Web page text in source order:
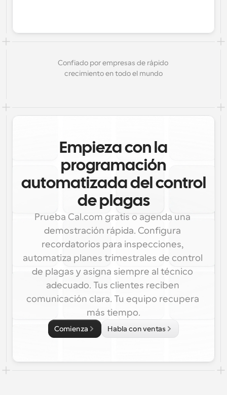
Confiado por empresas de rápido
crecimiento en todo el mundo
Empieza con la
programación
automatizada del control
de plagas
Prueba Cal.com gratis o agenda una
demostración rápida. Configura
recordatorios para inspecciones,
automatiza planes trimestrales de control
de plagas y asigna siempre al técnico
adecuado. Tus clientes reciben
comunicación clara. Tu equipo recupera
más tiempo.
Comienza Habla con ventas